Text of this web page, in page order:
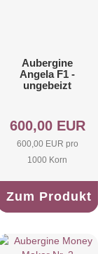
Aubergine
Angela F1 -
ungebeizt
600,00 EUR
600,00 EUR pro
1000 Korn
Zum Produkt